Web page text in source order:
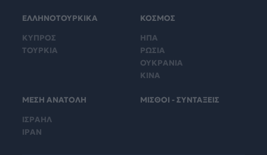
ΕΛΛΗΝΟΤΟΥΡΚΙΚΑ
ΚΥΠΡΟΣ
ΤΟΥΡΚΙΑ
ΚΟΣΜΟΣ
ΗΠΑ
ΡΩΣΙΑ
ΟΥΚΡΑΝΙΑ
ΚΙΝΑ
ΜΕΣΗ ΑΝΑΤΟΛΗ
ΙΣΡΑΗΛ
ΙΡΑΝ
ΜΙΣΘΟΙ - ΣΥΝΤΑΞΕΙΣ